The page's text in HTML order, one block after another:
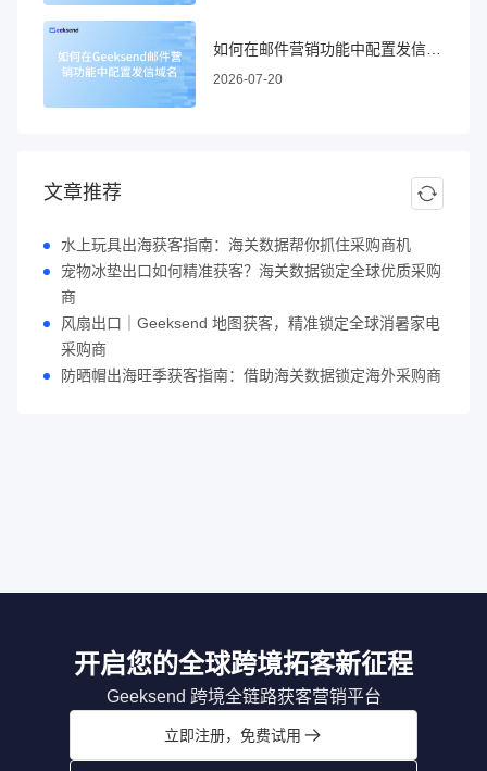
2026-07-20
文章推荐
水上玩具出海获客指南：海关数据帮你抓住采购商机
宠物冰垫出口如何精准获客？海关数据锁定全球优质采购
商
风扇出口｜Geeksend 地图获客，精准锁定全球消暑家电
采购商
防晒帽出海旺季获客指南：借助海关数据锁定海外采购商
开启您的全球跨境拓客新征程
Geeksend 跨境全链路获客营销平台
立即注册，免费试用